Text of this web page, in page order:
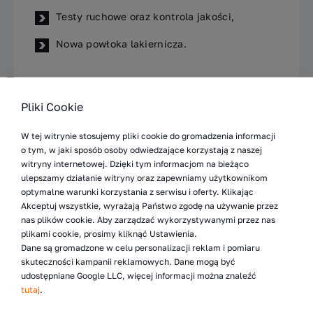
Testy ruchowe oraz kontrola jakości,
Nowa powłoka lakiernicza.
Marka Doosan
Model B15R-5
Rok produkcji 2012
Przebieg 5360 mth
Pliki Cookie
W tej witrynie stosujemy pliki cookie do gromadzenia informacji
o tym, w jaki sposób osoby odwiedzające korzystają z naszej
witryny internetowej. Dzięki tym informacjom na bieżąco
ulepszamy działanie witryny oraz zapewniamy użytkownikom
optymalne warunki korzystania z serwisu i oferty. Klikając
Akceptuj wszystkie, wyrażają Państwo zgodę na używanie przez
nas plików cookie. Aby zarządzać wykorzystywanymi przez nas
plikami cookie, prosimy kliknąć Ustawienia.
Dane są gromadzone w celu personalizacji reklam i pomiaru
skuteczności kampanii reklamowych. Dane mogą być
udostępniane Google LLC, więcej informacji można znaleźć
tutaj.